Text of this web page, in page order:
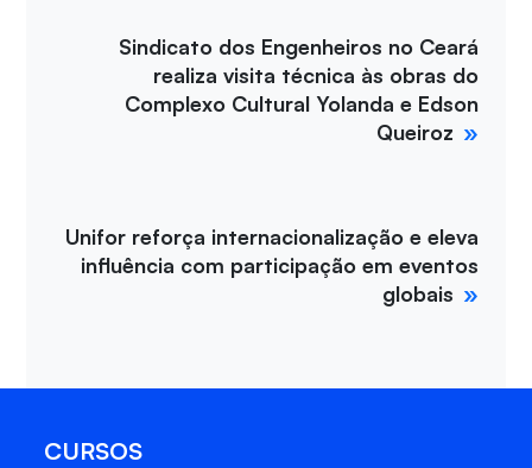
Sindicato dos Engenheiros no Ceará
realiza visita técnica às obras do
Complexo Cultural Yolanda e Edson
Queiroz
Unifor reforça internacionalização e eleva
influência com participação em eventos
globais
CURSOS